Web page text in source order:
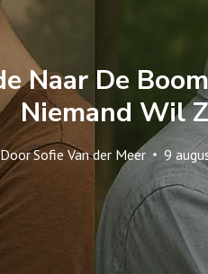
Naar De
Niemand Wil
DoorSofie Van der Meer 9